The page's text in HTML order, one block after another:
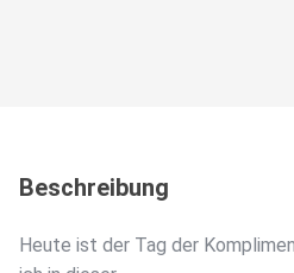
Beschreibung
Heute ist der Tag der